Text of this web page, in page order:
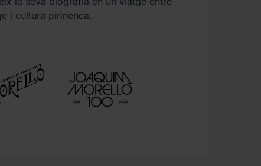
i cultura pirinenca.